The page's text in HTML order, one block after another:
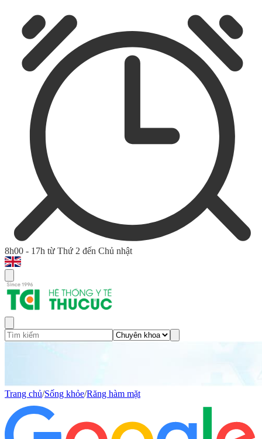
8h00 - 17h từ Thứ 2 đến Chủ nhật
Trang chủ/Sống khỏe/Răng hàm mặt